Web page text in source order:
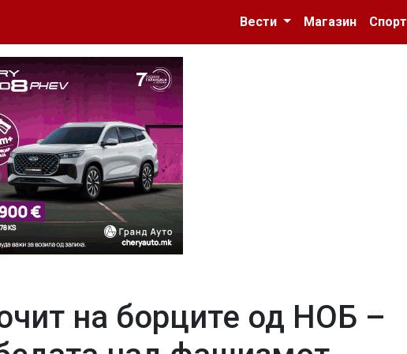
Вести
Магазин Спорт
на борците од НОБ –